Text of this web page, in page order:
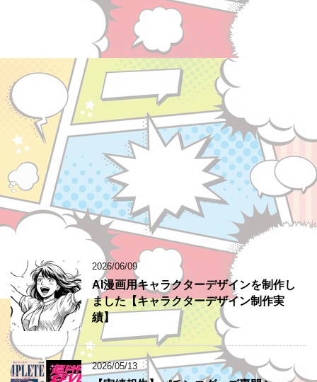
2026/06/09
AI漫画用キャラクターデザインを制作し
ました【キャラクターデザイン制作実
績】
2026/05/13